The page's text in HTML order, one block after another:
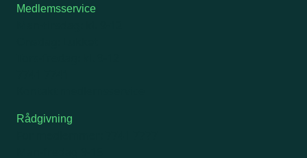
Medlemsservice
Rådgivning